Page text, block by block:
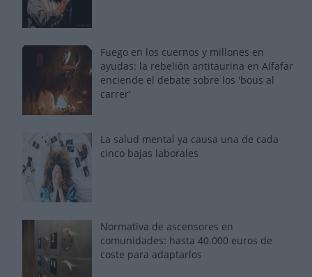
Fuego en los cuernos y millones en
ayudas: la rebelión antitaurina en Alfafar
enciende el debate sobre los 'bous al
carrer'
La salud mental ya causa una de cada
cinco bajas laborales
Normativa de ascensores en
comunidades: hasta 40.000 euros de
coste para adaptarlos